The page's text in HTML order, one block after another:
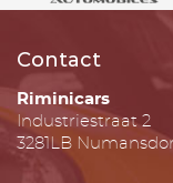
Contact
Riminicars
Industriestraat 2
3281LB